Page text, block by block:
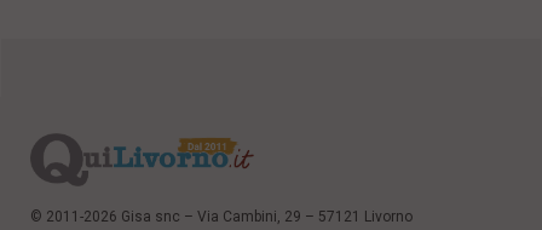
© 2011-2026 Gisa snc – Via Cambini, 29 – 57121 Livorno